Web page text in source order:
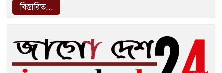
বিস্তারিত...